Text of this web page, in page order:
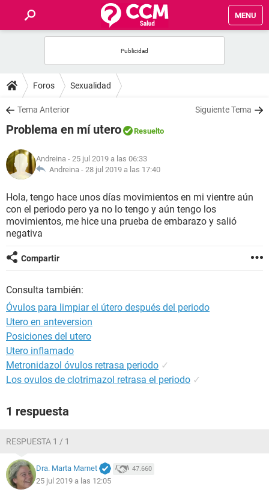
MENU
FOROS
SALUD
NUTRICIÓN
BIENESTAR
SEXUALIDAD
GLOSARIO
Foros Sexualidad
Tema Anterior Siguiente Tema
Problema en mí utero Resuelto
Andreina - 25 jul 2019 a las 06:33
Andreina - 28 jul 2019 a las 17:40
Hola, tengo hace unos días movimientos en mi vientre aún
con el periodo pero ya no lo tengo y aún tengo los
movimientos, me hice una prueba de embarazo y salió
negativa
Compartir
Consulta también:
Óvulos para limpiar el útero después del periodo
Utero en anteversion
Posiciones del utero
Utero inflamado
Metronidazol óvulos retrasa periodo ✓
Los ovulos de clotrimazol retrasa el periodo ✓
1 respuesta
RESPUESTA 1 / 1
Dra. Marta Marnet 47.660
25 jul 2019 a las 12:05